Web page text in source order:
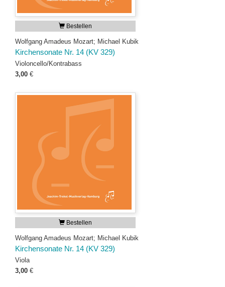
Bestellen
Wolfgang Amadeus Mozart; Michael Kubik
Kirchensonate Nr. 14 (KV 329)
Violoncello/Kontrabass
3,00 €
Bestellen
Wolfgang Amadeus Mozart; Michael Kubik
Kirchensonate Nr. 14 (KV 329)
Viola
3,00 €